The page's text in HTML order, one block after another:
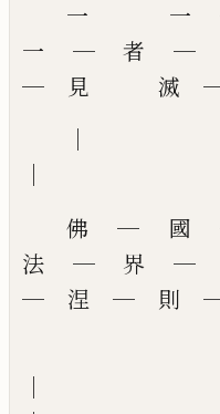
一 一
一 ─ 者
─ 見 滅 ─
佛 ─
法 ─ 界
─ 涅 ─ 則